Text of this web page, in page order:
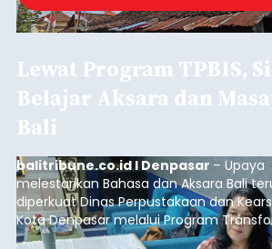
Lewat Program TPBIS,
Belajar Aksara dan
Bali
balitribune.co.id I Denpasar – Upaya
melestarikan Bahasa dan Aksara Bali
diperkuat Dinas Perpustakaan dan
Kota Denpasar melalui Program
Perpustakaan Berbasis Inklusi Sosial